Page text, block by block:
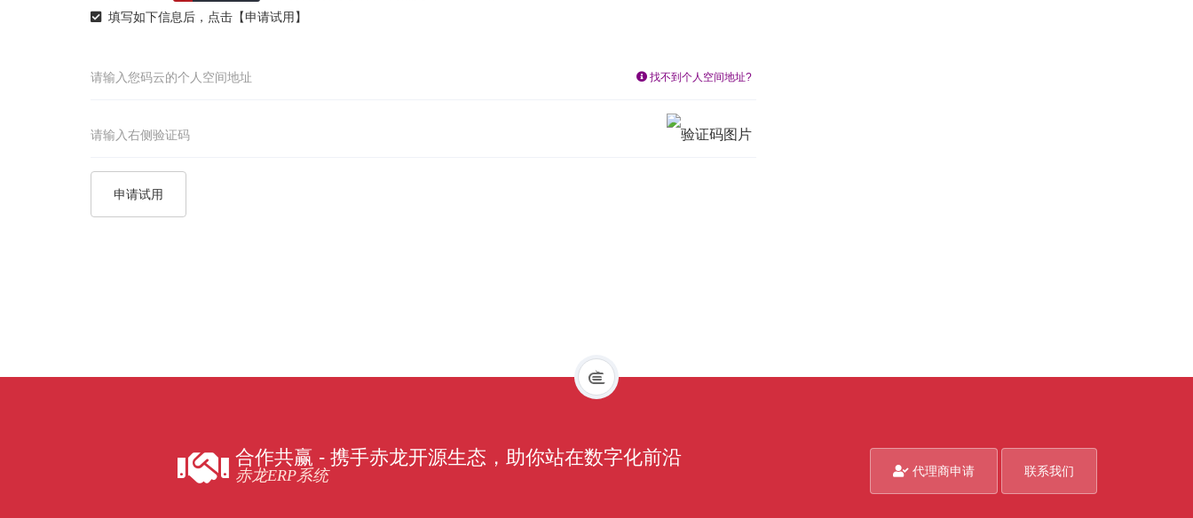
填写如下信息后，点击【申请试用】
找不到个人空间地址?
申请试用
合作共赢 - 携手赤龙开源生态，助你站在数字化前沿
赤龙ERP系统 代理商申请 联系我们